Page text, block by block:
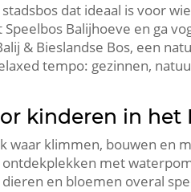
dat ideaal is voor
Balijhoeve en ga
& Bieslandse Bos, een
tempo: gezinnen,
kinderen in het
klimmen, bouwen en
met
en bloemen overal